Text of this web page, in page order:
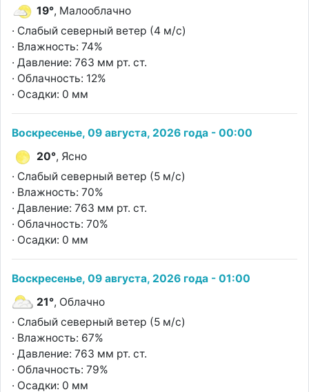
19°, Малооблачно
· Слабый северный ветер (4 м/с)
· Влажность: 74%
· Давление: 763 мм рт. ст.
· Облачность: 12%
· Осадки: 0 мм
Воскресенье, 09 августа, 2026 года - 00:00
20°, Ясно
· Слабый северный ветер (5 м/с)
· Влажность: 70%
· Давление: 763 мм рт. ст.
· Облачность: 70%
· Осадки: 0 мм
Воскресенье, 09 августа, 2026 года - 01:00
21°, Облачно
· Слабый северный ветер (5 м/с)
· Влажность: 67%
· Давление: 763 мм рт. ст.
· Облачность: 79%
· Осадки: 0 мм